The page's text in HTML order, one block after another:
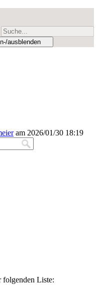
ausblenden
am 2026/01/30 18:19
folgenden Liste: